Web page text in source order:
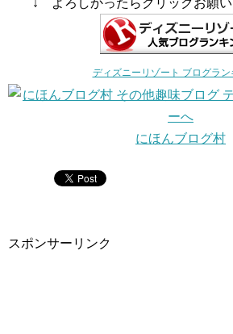
ディズニーリゾート ブログラン
にほんブログ村
スポンサーリンク